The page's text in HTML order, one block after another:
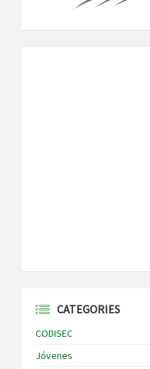
CATEGORIES
CODISEC
Jóvenes